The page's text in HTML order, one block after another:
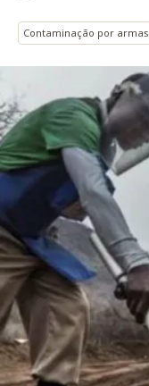
Contaminação por armas